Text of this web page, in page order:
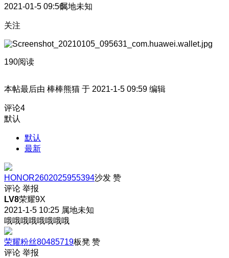
2021-01-5 09:56属地未知
关注
190阅读
本帖最后由 棒棒熊猫 于 2021-1-5 09:59 编辑
评论4
默认
默认
最新
HONOR2602025955394沙发 赞
评论 举报
LV8荣耀9X
2021-1-5 10:25 属地未知
哦哦哦哦哦哦哦哦
荣耀粉丝80485719板凳 赞
评论 举报